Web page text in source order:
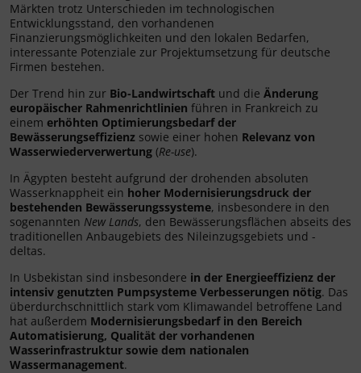
Märkten trotz Unterschieden im technologischen
Entwicklungsstand, den vorhandenen
Finanzierungsmöglichkeiten und den lokalen Bedarfen,
interessante Potenziale zur Projektumsetzung für deutsche
Firmen bestehen.
Der Trend hin zur Bio-Landwirtschaft und die Änderung
europäischer Rahmenrichtlinien führen in Frankreich zu
einem erhöhten Optimierungsbedarf der
Bewässerungseffizienz sowie einer hohen Relevanz von
Wasserwiederverwertung (Re-use).
In Ägypten besteht aufgrund der drohenden absoluten
Wasserknappheit ein hoher Modernisierungsdruck der
bestehenden Bewässerungssysteme, insbesondere in den
sogenannten New Lands, den Bewässerungsflächen abseits des
traditionellen Anbaugebiets des Nileinzugsgebiets und -
deltas.
In Usbekistan sind insbesondere in der Energieeffizienz der
intensiv genutzten Pumpsysteme Verbesserungen nötig. Das
überdurchschnittlich stark vom Klimawandel betroffene Land
hat außerdem Modernisierungsbedarf in den Bereich
Automatisierung, Qualität der vorhandenen
Wasserinfrastruktur sowie dem nationalen
Wassermanagement.